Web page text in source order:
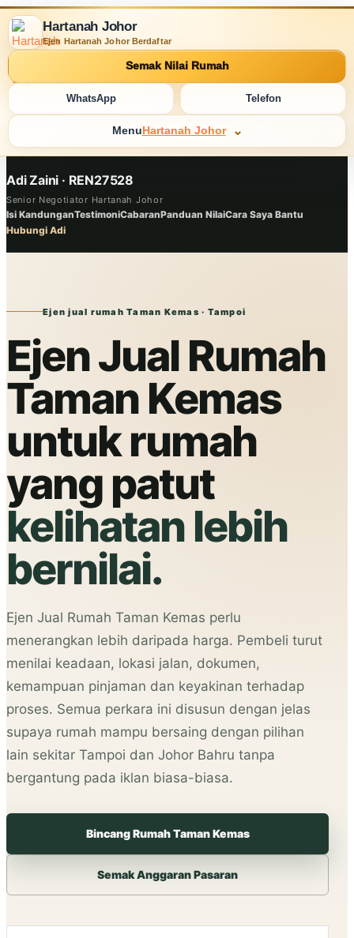
Hartanah Johor
Ejen Hartanah Johor Berdaftar
Semak Nilai Rumah
WhatsApp Telefon
Menu Hartanah Johor
Adi Zaini · REN27528
Senior Negotiator Hartanah Johor
Isi KandunganTestimoniCabaranPanduan NilaiCara Saya Bantu
Hubungi Adi
Ejen jual rumah Taman Kemas · Tampoi
Ejen Jual Rumah
Taman Kemas
untuk rumah
yang patut
kelihatan lebih
bernilai.
Ejen Jual Rumah Taman Kemas perlu
menerangkan lebih daripada harga. Pembeli turut
menilai keadaan, lokasi jalan, dokumen,
kemampuan pinjaman dan keyakinan terhadap
proses. Semua perkara ini disusun dengan jelas
supaya rumah mampu bersaing dengan pilihan
lain sekitar Tampoi dan Johor Bahru tanpa
bergantung pada iklan biasa-biasa.
Bincang Rumah Taman Kemas
Semak Anggaran Pasaran